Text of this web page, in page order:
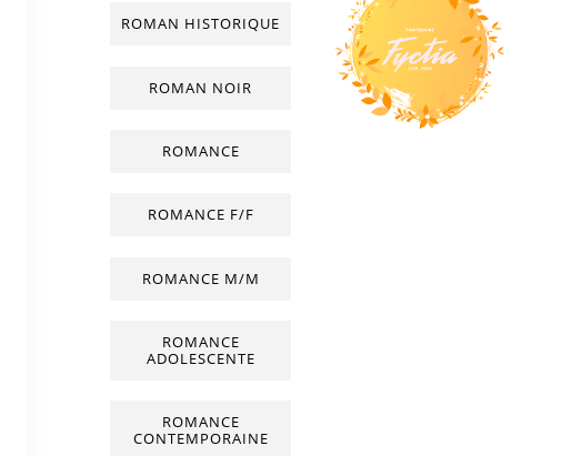
ROMAN HISTORIQUE
ROMAN NOIR
ROMANCE
ROMANCE F/F
ROMANCE M/M
ROMANCE
ADOLESCENTE
ROMANCE
CONTEMPORAINE